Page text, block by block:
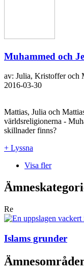
Muhammed och
av: Julia, Kristoffer och
2016-03-30
Mattias, Julia och
världsreligionerna -
skillnader finns?
+ Lyssna
Visa fler
Re
Islams grunder